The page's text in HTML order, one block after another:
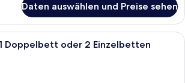
Daten auswählen und Preise sehen
Ein modernes Hotelzimmer mit Bett,
Doppelbett oder 2 Einzelbetten